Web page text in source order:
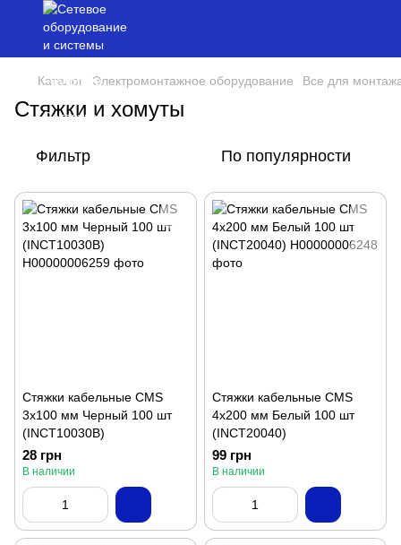
Каталог Электромонтажное оборудование Все для
Стяжки и хомуты
Фильтр По популярности
Стяжки кабельные CMS
3х100 мм Черный 100 шт
(INCT10030B)
28 грн
В наличии
Стяжки кабельные CMS
4x200 мм Белый 100 шт
(INCT20040)
99 грн
В наличии